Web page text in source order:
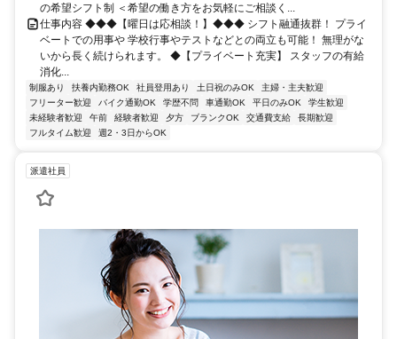
の希望シフト制 ＜希望の働き方をお気軽にご相談く...
仕事内容 ◆◆◆【曜日は応相談！】◆◆◆ シフト融通抜群！ プライ
ベートでの用事や 学校行事やテストなどとの両立も可能！ 無理がな
いから長く続けられます。 ◆【プライベート充実】 スタッフの有給
消化...
制服あり 扶養内勤務OK 社員登用あり 土日祝のみOK
主婦・主夫歓迎
フリーター歓迎
バイク通勤OK 学歴不問 車通勤OK 平日のみOK
学生歓迎
未経験者歓迎
午前 経験者歓迎 夕方 ブランクOK 交通費支給
長期歓迎
フルタイム歓迎
週2・3日からOK
派遣社員